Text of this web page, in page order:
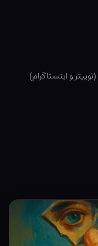
توییترواینستاگرام)